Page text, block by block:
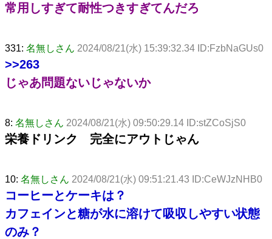
常用しすぎて耐性つきすぎてんだろ
331: 名無しさん 2024/08/21(水) 15:39:32.34 ID:FzbNaGUs0
>>263
じゃあ問題ないじゃないか
8: 名無しさん 2024/08/21(水) 09:50:29.14 ID:stZCoSjS0
栄養ドリンク 完全にアウトじゃん
10: 名無しさん 2024/08/21(水) 09:51:21.43 ID:CeWJzNHB0
コーヒーとケーキは？
カフェインと糖が水に溶けて吸収しやすい状態
のみ？